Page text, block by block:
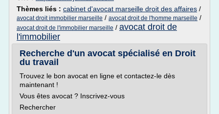
Thèmes liés : cabinet d'avocat marseille droit des affaires /
avocat droit immobilier marseille / avocat droit de l'homme marseille /
avocat droit de l'immobilier marseille / avocat droit de
l'immobilier
Recherche d'un avocat spécialisé en Droit
du travail
Trouvez le bon avocat en ligne et contactez-le dès
maintenant !
Vous êtes avocat ? Inscrivez-vous
Rechercher